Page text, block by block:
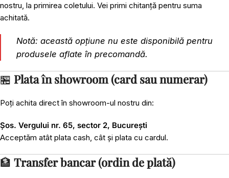
nostru, la primirea coletului. Vei primi chitanță pentru suma
achitată.
Notă: această opțiune nu este disponibilă pentru
produsele aflate în precomandă.
🏪 Plata în showroom (card sau numerar)
Poți achita direct în showroom-ul nostru din:
Șos. Vergului nr. 65, sector 2, București
Acceptăm atât plata cash, cât și plata cu cardul.
🏦 Transfer bancar (ordin de plată)